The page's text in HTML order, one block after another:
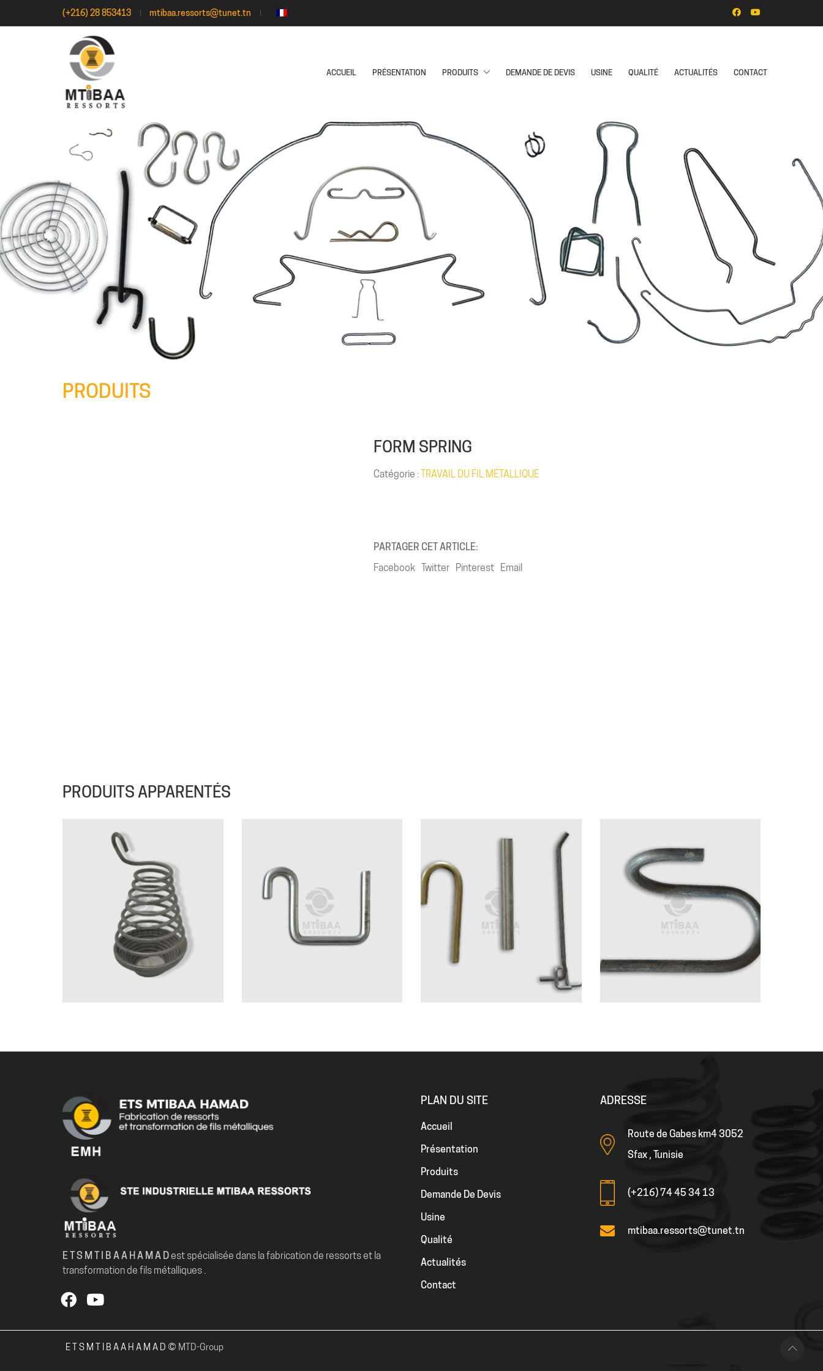
(+216) 28 853413 mtibaa.ressorts@tunet.tn
ACCUEIL PRÉSENTATION PRODUITS DEMANDE DE DEVIS USINE QUALITÉ ACTUALITÉS CONTACT
PRODUITS
FORM SPRING
Catégorie :TRAVAIL DU FIL MÉTALLIQUE
PARTAGER CET ARTICLE:
Facebook Twitter Pinterest Email
PRODUITS APPARENTÉS
E T S M T I B A A H A M A Dest spécialisée dans la fabrication de ressorts et la
transformation de fils métalliques .
PLAN DU SITE
Accueil
Présentation
Produits
Demande De Devis
Usine
Qualité
Actualités
Contact
ADRESSE
Route de Gabes km4 3052
Sfax , Tunisie
(+216) 74 45 34 13
mtibaa.ressorts@tunet.tn
E T S M T I B A A H A M A D © MTD-Group